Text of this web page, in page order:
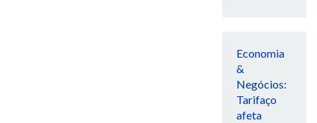
Economia
&
Negócios:
Tarifaço
afeta